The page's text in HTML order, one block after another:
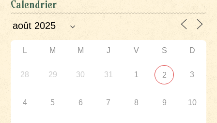
Calendrier
L M M J V S D
28 29 30 31 1 2 3
4 5 6 7 8 9 10